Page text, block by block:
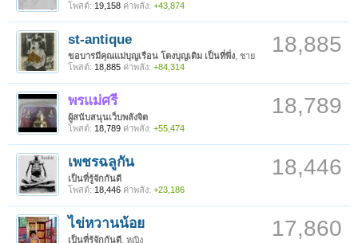
โพสต์: 19,158 ค่าพลัง: +43,874
18,885
st-antique
ขอบารมีคุณแม่บุญเรือน โตงบุญเติม เป็นที่พึ่ง , ชาย
โพสต์: 18,885 ค่าพลัง: +84,314
18,789
พรแม่ศรี
ผู้สนับสนุนเว็บพลังจิต
โพสต์: 18,789 ค่าพลัง: +55,474
18,446
เพชรฉลูกัน
เป็นที่รู้จักกันดี
โพสต์: 18,446 ค่าพลัง: +23,186
17,860
ไข่หวานน้อย
เป็นที่รู้จักกันดี , หญิง